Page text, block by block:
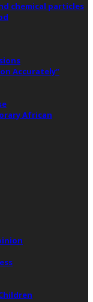
chemical particles
Accurately”
African